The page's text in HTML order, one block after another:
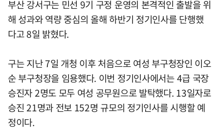
부산 강서구는 민선 9기 구정 운영의 본격적인 출발을 위
해 성과와 역량 중심의 올해 하반기 정기인사를 단행했
다고 8일 밝혔다.
구는 지난 7일 개청 이후 처음으로 여성 부구청장인 이오
순 부구청장을 임용했다. 이번 정기인사에서는 4급 국장
승진자 2명도 모두 여성 공무원으로 발탁했다. 13일자로
승진 21명과 전보 152명 규모의 정기인사를 시행할 예
정이다.